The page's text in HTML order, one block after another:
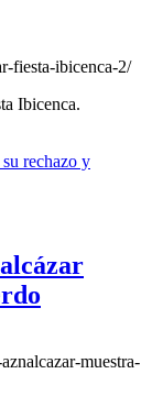
fiesta-ibicenca-2/
Ibicenca.
muestra-